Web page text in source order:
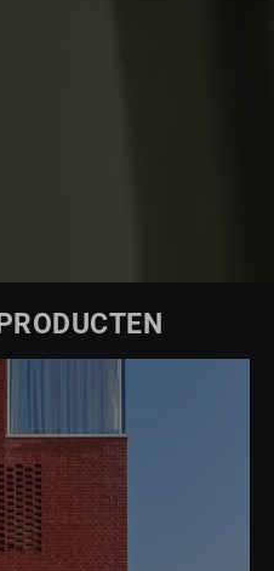
OVER
GLAS